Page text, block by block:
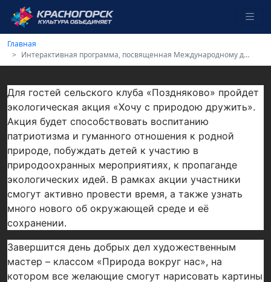
Главная
Интерактивная программа, посвященная Международному дню семьи «Семейные традиции: от сердца к сердцу»
Для гостей сельского клуба «Поздняково» пройдет
экологическая акция «Хочу с природою дружить».
Акция будет способствовать воспитанию
патриотизма и гуманного отношения к родной
природе, побуждать детей к участию в
природоохранных мероприятиях, к пропаганде
экологических идей. В рамках акции участники
смогут активно провести время, а также узнать
много нового об окружающей среде и её
сохранении.
Завершится день добрых дел художественным
мастер – классом «Природа вокруг нас», на
котором все желающие смогут нарисовать картины